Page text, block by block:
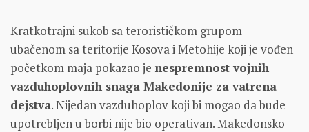
Kratkotrajni sukob sa terorističkom grupom
ubačenom sa teritorije Kosova i Metohije koji je vođen
početkom maja pokazao je nespremnost vojnih
vazduhoplovnih snaga Makedonije za vatrena
dejstva. Nijedan vazduhoplov koji bi mogao da bude
upotrebljen u borbi nije bio operativan. Makedonsko